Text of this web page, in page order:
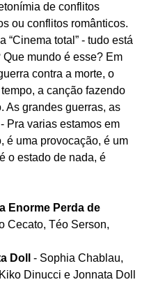
de conflitos
ou conflitos românticos.
“Cinema total” - tudo está
mundo é esse? Em
contra a morte, o
a canção fazendo
As grandes guerras, as
Pra varias estamos em
é uma provocação, é um
o estado de nada, é
Enorme Perda de
Cecato, Téo Serson,
Doll - Sophia Chablau,
Dinucci e Jonnata Doll